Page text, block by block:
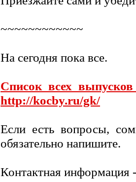
~~~~~~~~~~~~
На сегодня пока все.
Список всех
http://kocby.ru/gk/
Если есть вопросы,
обязательно напишите.
Контактная информация